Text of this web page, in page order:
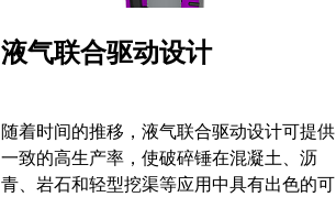
液气联合驱动设计
随着时间的推移，液气联合驱动设计可提供
一致的高生产率，使破碎锤在混凝土、沥
青、岩石和轻型挖渠等应用中具有出色的可